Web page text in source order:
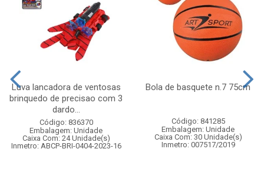
Luva lancadora de ventosas
brinquedo de precisao com 3
dardo...
Código: 836370
Embalagem: Unidade
Caixa Com: 24 Unidade(s)
Inmetro: ABCP-BRI-0404-2023-16
Bola de basquete n.7 75cm
Código: 841285
Embalagem: Unidade
Caixa Com: 30 Unidade(s)
Inmetro: 007517/2019